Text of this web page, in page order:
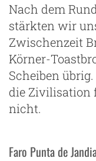
Nach dem
stärkten wir
Zwischenzeit
Körner-
Scheiben
die Zivilisation
nicht.
Faro Punta de